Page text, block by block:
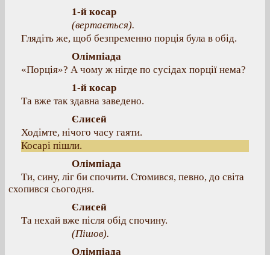
1-й косар
(вертається).
Глядіть же, щоб безпременно порція була в обід.
Олімпіада
«Порція»? А чому ж нігде по сусідах порції нема?
1-й косар
Та вже так здавна заведено.
Єлисей
Ходімте, нічого часу гаяти.
Косарі пішли.
Олімпіада
Ти, сину, ліг би спочити. Стомився, певно, до світа
схопився сьогодня.
Єлисей
Та нехай вже після обід спочину.
(Пішов).
Олімпіада